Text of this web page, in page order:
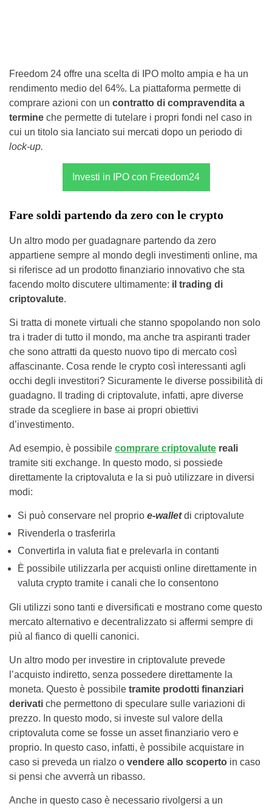
Freedom 24 offre una scelta di IPO molto ampia e ha un
rendimento medio del 64%. La piattaforma permette di
comprare azioni con un contratto di compravendita a
termine che permette di tutelare i propri fondi nel caso in
cui un titolo sia lanciato sui mercati dopo un periodo di
lock-up.
Investi in IPO con Freedom24
Fare soldi partendo da zero con le crypto
Un altro modo per guadagnare partendo da zero
appartiene sempre al mondo degli investimenti online, ma
si riferisce ad un prodotto finanziario innovativo che sta
facendo molto discutere ultimamente: il trading di
criptovalute.
Si tratta di monete virtuali che stanno spopolando non solo
tra i trader di tutto il mondo, ma anche tra aspiranti trader
che sono attratti da questo nuovo tipo di mercato così
affascinante. Cosa rende le crypto così interessanti agli
occhi degli investitori? Sicuramente le diverse possibilità di
guadagno. Il trading di criptovalute, infatti, apre diverse
strade da scegliere in base ai propri obiettivi
d’investimento.
Ad esempio, è possibile comprare criptovalute reali
tramite siti exchange. In questo modo, si possiede
direttamente la criptovaluta e la si può utilizzare in diversi
modi:
Si può conservare nel proprio e-walletdi criptovalute
Rivenderla o trasferirla
Convertirla in valuta fiat e prelevarla in contanti
È possibile utilizzarla per acquisti online direttamente in
valuta crypto tramite i canali che lo consentono
Gli utilizzi sono tanti e diversificati e mostrano come questo
mercato alternativo e decentralizzato si affermi sempre di
più al fianco di quelli canonici.
Un altro modo per investire in criptovalute prevede
l’acquisto indiretto, senza possedere direttamente la
moneta. Questo è possibile tramite prodotti finanziari
derivati che permettono di speculare sulle variazioni di
prezzo. In questo modo, si investe sul valore della
criptovaluta come se fosse un asset finanziario vero e
proprio. In questo caso, infatti, è possibile acquistare in
caso si preveda un rialzo o vendere allo scoperto in caso
si pensi che avverrà un ribasso.
Anche in questo caso è necessario rivolgersi a un